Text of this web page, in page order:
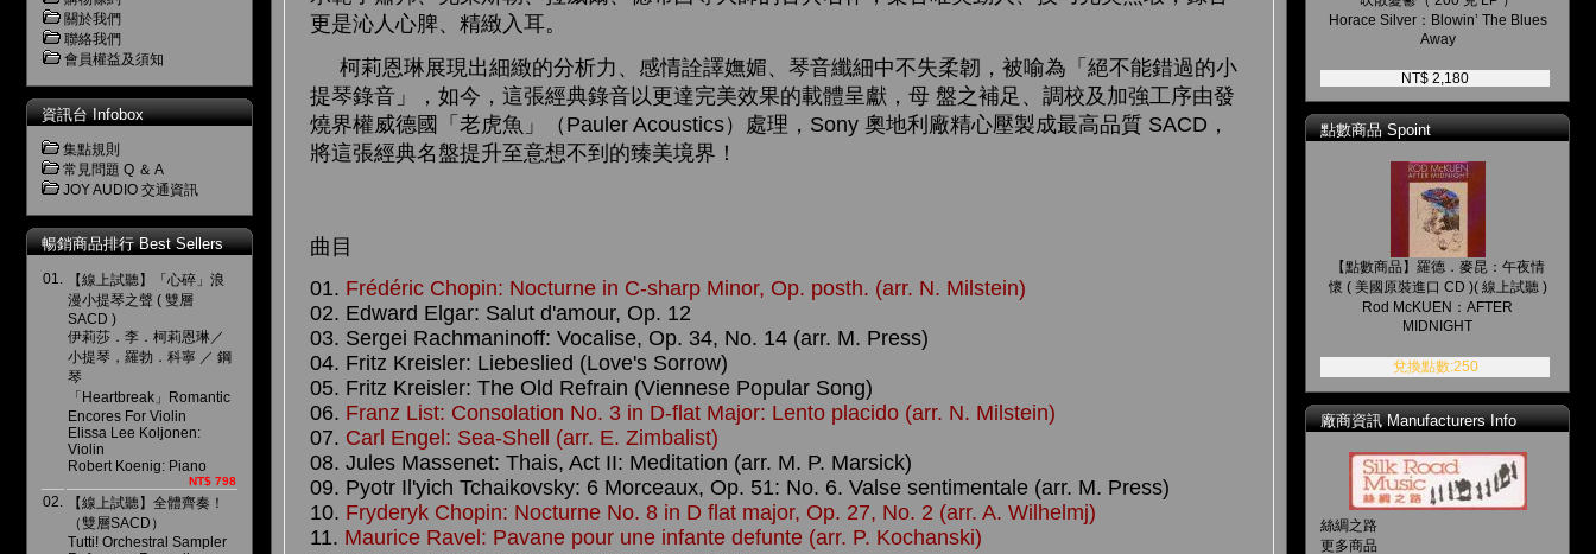
關於我們
聯絡我們
會員權益及須知
資訊台 Infobox
集點規則
常見問題 Q ＆ A
JOY AUDIO 交通資訊
暢銷商品排行 Best Sellers
01.
【線上試聽】「心碎」浪
漫小提琴之聲 ( 雙層
SACD )
伊莉莎．李．柯莉恩琳／
小提琴，羅勃．科寧 ／ 鋼
琴
「Heartbreak」Romantic
Encores For Violin
Elissa Lee Koljonen:
Violin
Robert Koenig: Piano
NT$ 798
02.
【線上試聽】全體齊奏！
（雙層SACD）
Tutti! Orchestral Sampler
更是沁人心脾、精緻入耳。
柯莉恩琳展現出細緻的分析力、感情詮譯嫵媚、琴音纖細中不失柔韌，被喻為「絕不能錯過的小
提琴錄音」，如今，這張經典錄音以更達完美效果的載體呈獻，母 盤之補足、調校及加強工序由發
燒界權威德國「老虎魚」（Pauler Acoustics）處理，Sony 奧地利廠精心壓製成最高品質 SACD，
將這張經典名盤提升至意想不到的臻美境界！
曲目
01. Frédéric Chopin: Nocturne in C-sharp Minor, Op. posth. (arr. N. Milstein)
02. Edward Elgar: Salut d'amour, Op. 12
03. Sergei Rachmaninoff: Vocalise, Op. 34, No. 14 (arr. M. Press)
04. Fritz Kreisler: Liebeslied (Love's Sorrow)
05. Fritz Kreisler: The Old Refrain (Viennese Popular Song)
06. Franz List: Consolation No. 3 in D-flat Major: Lento placido (arr. N. Milstein)
07. Carl Engel: Sea-Shell (arr. E. Zimbalist)
08. Jules Massenet: Thais, Act II: Meditation (arr. M. P. Marsick)
09. Pyotr Il'yich Tchaikovsky: 6 Morceaux, Op. 51: No. 6. Valse sentimentale (arr. M. Press)
10. Fryderyk Chopin: Nocturne No. 8 in D flat major, Op. 27, No. 2 (arr. A. Wilhelmj)
11. Maurice Ravel: Pavane pour une infante defunte (arr. P. Kochanski)
Horace Silver：Blowin’ The Blues
Away
NT$ 2,180
點數商品 Spoint
【點數商品】羅德．麥昆：午夜情
懷 ( 美國原裝進口 CD )( 線上試聽 )
Rod McKUEN：AFTER
MIDNIGHT
兌換點數:250
廠商資訊 Manufacturers Info
絲綢之路
更多商品